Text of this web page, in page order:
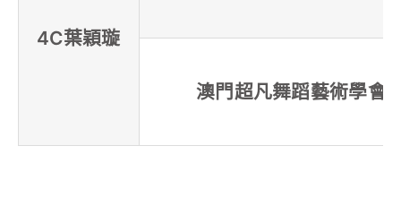
4C葉穎璇
澳門超凡舞蹈藝術學會